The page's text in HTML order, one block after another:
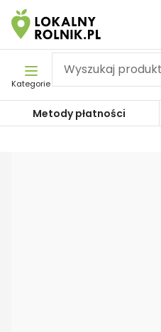
Pomiń nawigację
Kategorie
Metody płatności